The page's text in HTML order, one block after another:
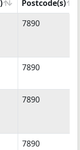
Postcode(s)
Postcode(s)
7890
7890
7890
7890